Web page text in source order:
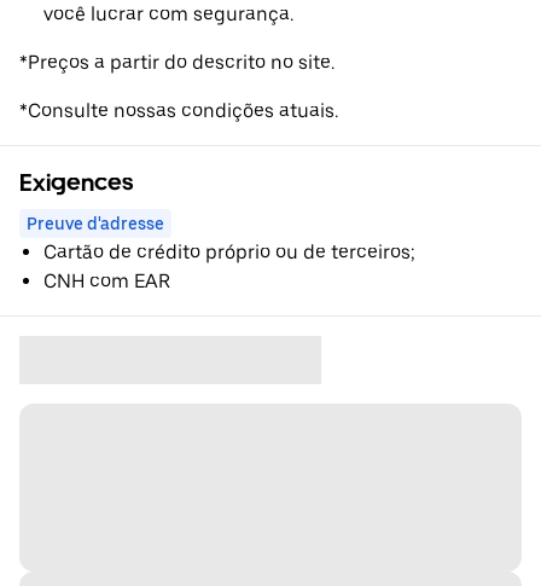
você lucrar com segurança.
*Preços a partir do descrito no site.
*Consulte nossas condições atuais.
Exigences
Preuve d'adresse
Cartão de crédito próprio ou de terceiros;
CNH com EAR